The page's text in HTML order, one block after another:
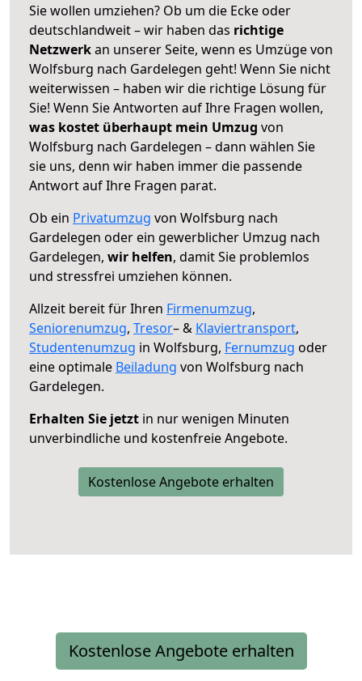
Sie wollen umziehen? Ob um die Ecke oder
deutschlandweit – wir haben das richtige
Netzwerkan unserer Seite, wenn es Umzüge von
Wolfsburg nach Gardelegen geht! Wenn Sie nicht
weiterwissen – haben wir die richtige Lösung für
Sie! Wenn Sie Antworten auf Ihre Fragen wollen,
was kostet überhaupt mein Umzug von
Wolfsburg nach Gardelegen – dann wählen Sie
sie uns, denn wir haben immer die passende
Antwort auf Ihre Fragen parat.
Ob ein Privatumzug von Wolfsburg nach
Gardelegen oder ein gewerblicher Umzug nach
Gardelegen, wir helfen, damit Sie problemlos
und stressfrei umziehen können.
Allzeit bereit für Ihren Firmenumzug,
Seniorenumzug, Tresor– & Klaviertransport,
Studentenumzug in Wolfsburg, Fernumzug oder
eine optimale Beiladung von Wolfsburg nach
Gardelegen.
Erhalten Sie jetzt in nur wenigen Minuten
unverbindliche und kostenfreie Angebote.
Kostenlose Angebote erhalten
Kostenlose Angebote erhalten